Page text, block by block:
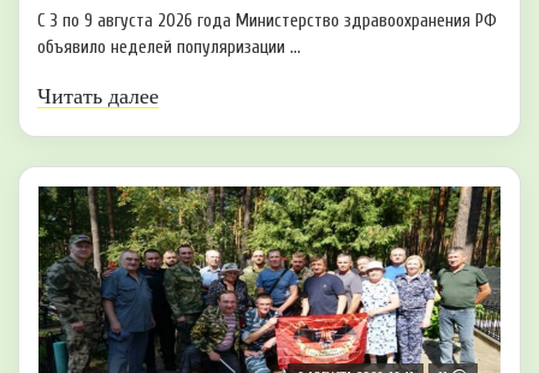
С 3 по 9 августа 2026 года Министерство здравоохранения РФ
объявило неделей популяризации ...
Читать далее